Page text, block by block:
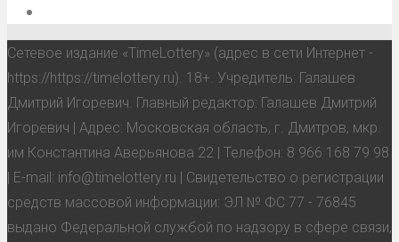
Сетевое издание «TimeLottery» (адрес в сети Интернет -
https://https://timelottery.ru). 18+. Учредитель: Галашев
Дмитрий Игоревич. Главный редактор: Галашев Дмитрий
Игоревич | Адрес: Московская область, г. Дмитров, мкр.
им Константина Аверьянова 22 | Телефон: 8 966 168 79 98
| E-mail: info@timelottery.ru | Свидетельство о регистрации
средств массовой информации: ЭЛ № ФС 77 - 76845
выдано Федеральной службой по надзору в сфере связи,